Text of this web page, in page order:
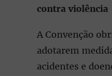
contra violência
A Convenção
adotarem
acidentes e